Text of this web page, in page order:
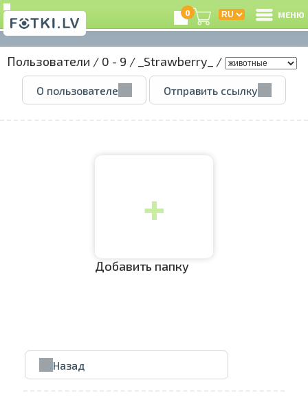
0 МЕНЮ
Пользователи / 0 - 9 / _Strawberry_ /
О пользователе Отправить ссылку
+
Добавить папку
Назад